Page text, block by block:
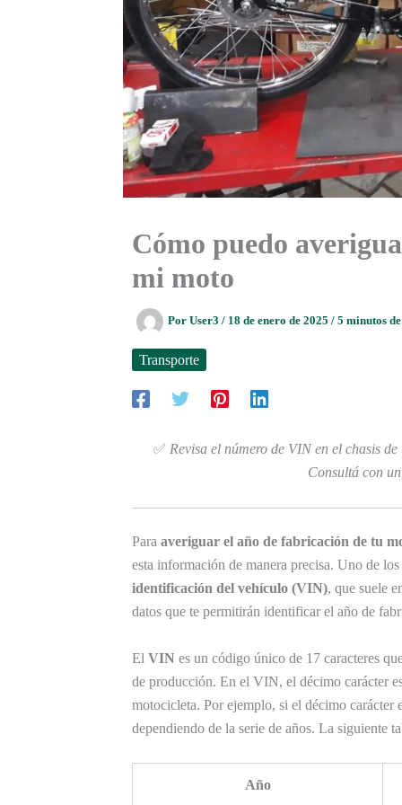
Cómo puedo
mi moto
Por User3 / 18 de enero de 2025 / 5 minutos
Transporte
✅ Revisa el número de VIN en el chasis
Consultá con
Para averiguar el año de fabricación de tu
esta información de manera precisa. Uno de
identificación del vehículo (VIN), que suele
datos que te permitirán identificar el año de
El VIN es un código único de 17 caracteres
de producción. En el VIN, el décimo carácter
motocicleta. Por ejemplo, si el décimo
dependiendo de la serie de años. La siguiente
Año